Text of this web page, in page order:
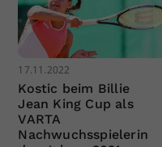
17.11.2022
Kostic beim Billie
Jean King Cup als
VARTA
Nachwuchsspielerin